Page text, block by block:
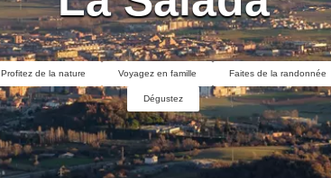
Profitez de la nature Voyagez en famille Faites de la randonnée
Dégustez